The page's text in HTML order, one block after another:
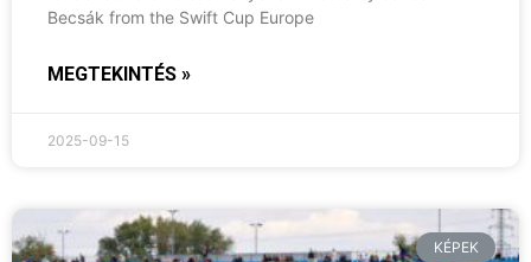
Becsák from the Swift Cup Europe
MEGTEKINTÉS »
2025-09-15
KÉPEK